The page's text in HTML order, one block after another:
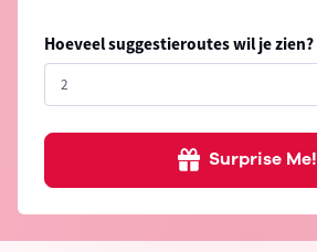
Hoeveel suggestieroutes wil je zien?
Surprise Me!